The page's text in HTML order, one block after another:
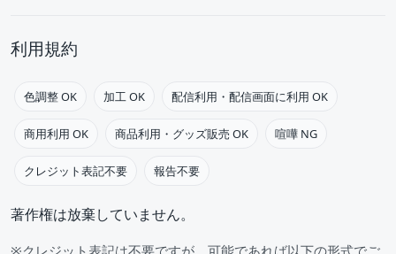
利用規約
色調整 OK 加工 OK 配信利用・配信画面に利用 OK
商用利用 OK 商品利用・グッズ販売 OK 喧嘩 NG
クレジット表記不要 報告不要
著作権は放棄していません。